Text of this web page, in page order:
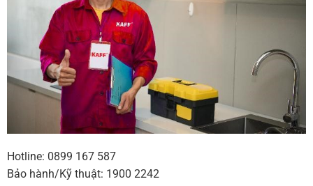
Hotline: 0899 167 587
Bảo hành/Kỹ thuật: 1900 2242